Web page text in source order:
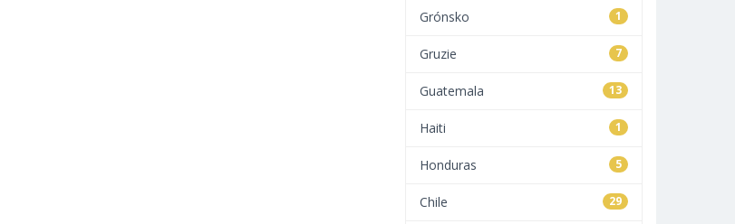
1
Grónsko
7
Gruzie
13
Guatemala
1
Haiti
5
Honduras
29
Chile